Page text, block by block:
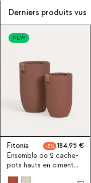
Derniers produits vus
NEW
Fitonia 5
184,95
Ensemble de 2 cache-
pots hauts en ciment
Fitonia